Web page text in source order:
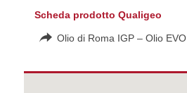
Scheda prodotto Qualigeo
Olio di Roma IGP – Olio EVO